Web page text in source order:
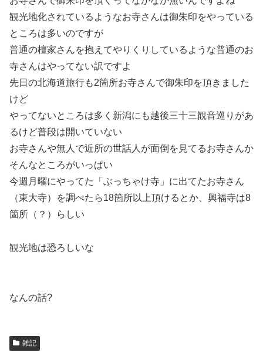
観光地化されているようなお寺さんは御朱印をやっている
ところは多いのですが
普通の檀家さんを抱えてやりくりしているような普通のお
寺さんはやってない訳ですよ
先日の北海道旅行も2箇所お寺さんで御朱印を頂きました
けど
やってないところは多く新潟にも越後三十三観音巡りがあ
るけど普段は開いていない
お寺さんや無人で近所の世話人が面倒を見てるお寺さんか
そんなところがいっぱい
今週月曜にやってた「ぶっちゃけ寺」に出てたお寺さん
（東大寺）を調べたら18箇所以上頂けるとか、興福寺は8
箇所（？）らしい
観光地は恐ろしいな
なんの話?
雑記